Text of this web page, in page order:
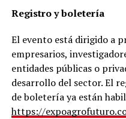
Registro y boletería
El evento está dirigido a
empresarios,
entidades públicas o
desarrollo del sector. El
de boletería ya están
https://